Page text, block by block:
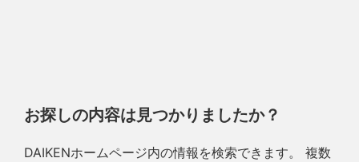
お探しの内容は見つかりましたか？
DAIKENホームページ内の情報を検索できます。 複数